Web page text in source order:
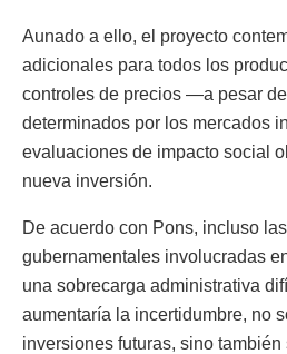
Aunado a ello, el proyecto
adicionales para todos los
controles de precios —a pesar
determinados por los mercados
evaluaciones de impacto social
nueva inversión.
De acuerdo con Pons, incluso
gubernamentales involucradas
una sobrecarga administrativa
aumentaría la incertidumbre, no
inversiones futuras, sino